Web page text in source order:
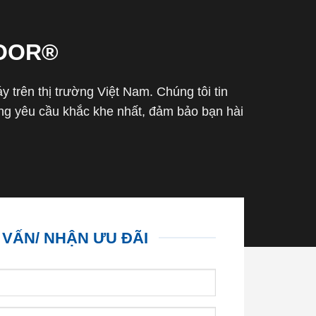
trên thị trường Việt Nam. Chúng tôi tin
yêu cầu khắc khe nhất, đảm bảo bạn hài
NHẬN ƯU ĐÃI